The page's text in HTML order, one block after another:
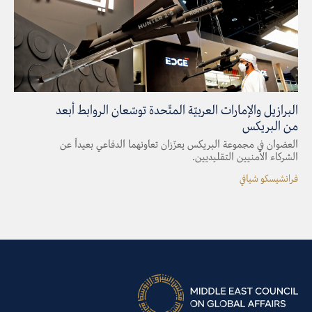
البرازيل والإمارات العربيّة المتّحدة توسّعان الروابط أبعد
من البريكس
العضوان في مجموعة البريكس يعزّزان تعاونهما الدفاعي بعيداً عن
الشركاء الأمنيين التقليديين.
فرانشيسكو شيافي